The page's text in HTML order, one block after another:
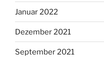
Januar 2022
Dezember 2021
September 2021